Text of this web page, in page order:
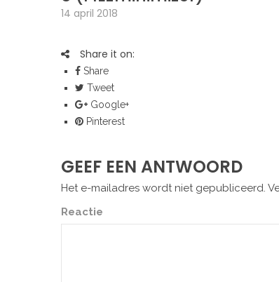
14 april 2018
Share it on:
Share
Tweet
Google+
Pinterest
GEEF EEN ANTWOORD
Het e-mailadres wordt niet gepubliceerd.
Reactie